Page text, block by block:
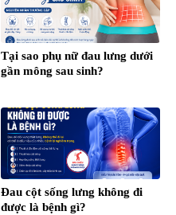
Tại sao phụ nữ đau lưng dưới
gần mông sau sinh?
Đau cột sống lưng không đi
được là bệnh gì?